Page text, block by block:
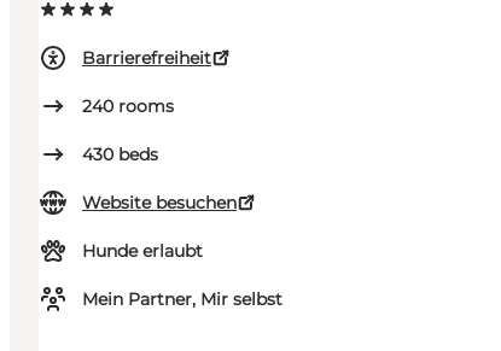
Barrierefreiheit
240 rooms
430 beds
Website besuchen
Hunde erlaubt
Mein Partner, Mir selbst